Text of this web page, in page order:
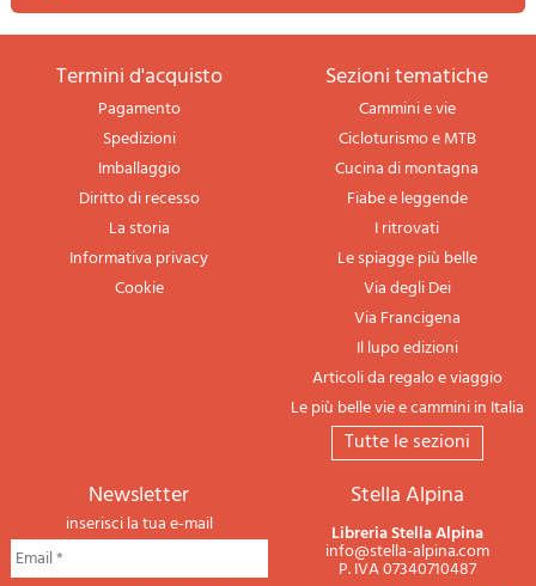
termini d'acquisto
Pagamento
Spedizioni
Imballaggio
Diritto di recesso
La storia
Informativa privacy
Cookie
sezioni tematiche
Cammini e vie
Cicloturismo e MTB
Cucina di montagna
Fiabe e leggende
I ritrovati
Le spiagge più belle
Via degli Dei
Via Francigena
Il lupo edizioni
Articoli da regalo e viaggio
Le più belle vie e cammini in Italia
tutte le sezioni
newsletter
inserisci la tua e-mail
Stella Alpina
Libreria Stella Alpina
info@stella-alpina.com
P. IVA 07340710487